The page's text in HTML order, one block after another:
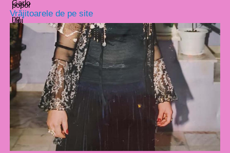
Vrăjitoarele de pe site